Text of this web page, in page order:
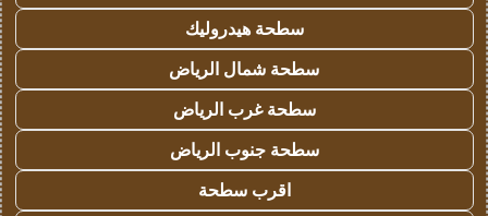
سطحة هيدروليك
سطحة شمال الرياض
سطحة غرب الرياض
سطحة جنوب الرياض
اقرب سطحة